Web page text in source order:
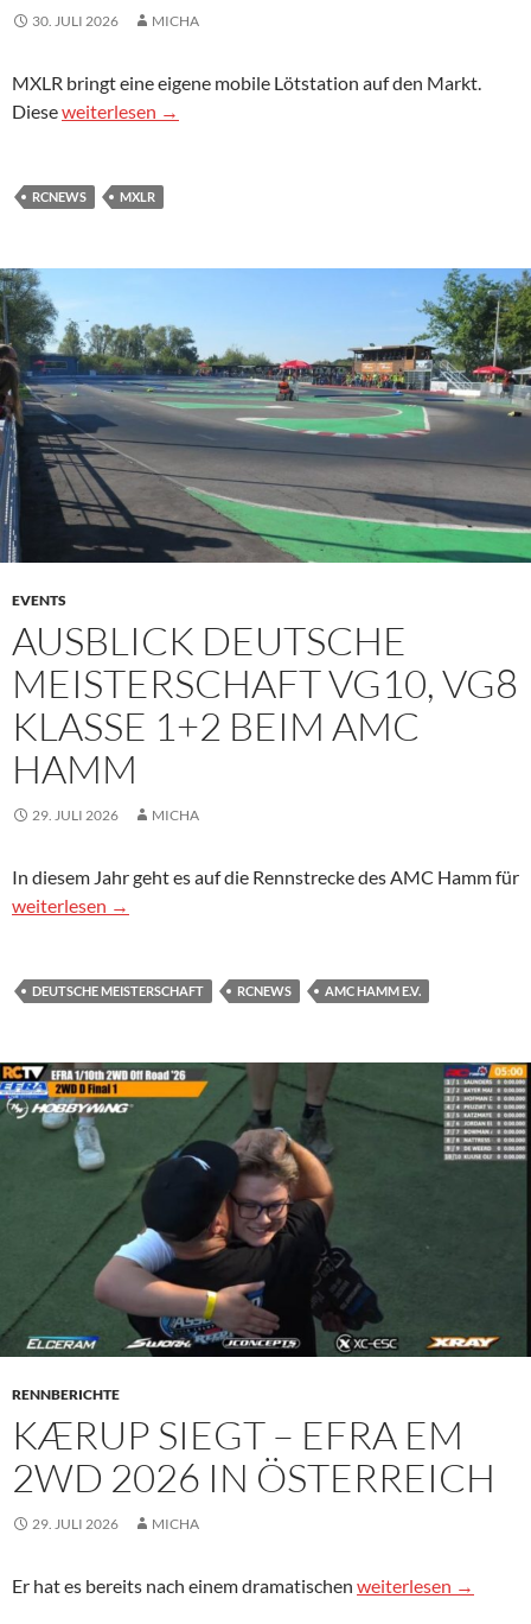
30. JULI 2026 MICHA
MXLR bringt eine eigene mobile Lötstation auf den Markt.
DieseMXLR präsentiert die Mobile Soldering Station
weiterlesen →
RCNEWS MXLR
EVENTS
AUSBLICK DEUTSCHE
MEISTERSCHAFT VG10, VG8
KLASSE 1+2 BEIM AMC
HAMM
29. JULI 2026 MICHA
In diesem Jahr geht es auf die Rennstrecke des AMC Hamm für
Ausblick Deutsche Meisterschaft VG10, VG8 Klasse 1+2 beim
weiterlesen →
DEUTSCHE MEISTERSCHAFT RCNEWS AMC HAMM E.V.
RENNBERICHTE
KÆRUP SIEGT – EFRA EM
2WD 2026 IN ÖSTERREICH
29. JULI 2026 MICHA
Er hat es bereits nach einem dramatischen Kærup siegt – EFRA
weiterlesen →